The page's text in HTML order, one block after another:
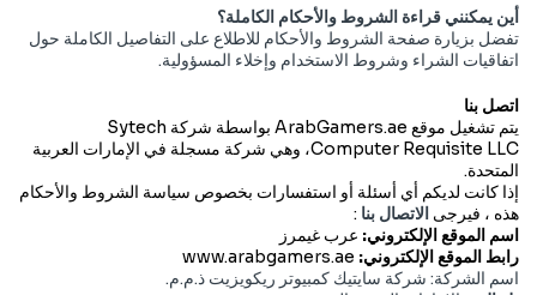
أين يمكنني قراءة الشروط والأحكام الكاملة؟
تفضل بزيارة صفحة الشروط والأحكام للاطلاع على التفاصيل الكاملة حول
اتفاقيات الشراء وشروط الاستخدام وإخلاء المسؤولية.
اتصل بنا
يتم تشغيل موقع ArabGamers.ae بواسطة شركة Sytech
Computer Requisite LLC، وهي شركة مسجلة في الإمارات العربية
المتحدة.
إذا كانت لديكم أي أسئلة أو استفسارات بخصوص سياسة الشروط والأحكام
هذه ، فيرجى الاتصال بنا :
اسم الموقع الإلكتروني: عرب غيمرز
رابط الموقع الإلكتروني: www.arabgamers.ae
اسم الشركة: شركة سايتيك كمبيوتر ريكويزيت ذ.م.م.